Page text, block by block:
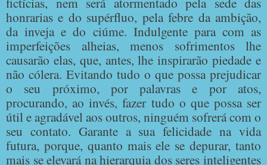
honrarias e do supérfluo, pela febre da ambição,
da inveja e do ciúme. Indulgente para com as
imperfeições alheias, menos sofrimentos lhe
causarão elas, que, antes, lhe inspirarão piedade e
não cólera. Evitando tudo o que possa prejudicar
o seu próximo, por palavras e por atos,
procurando, ao invés, fazer tudo o que possa ser
útil e agradável aos outros, ninguém sofrerá com o
seu contato. Garante a sua felicidade na vida
futura, porque, quanto mais ele se depurar, tanto
mais se elevará na hierarquia dos seres inteligentes